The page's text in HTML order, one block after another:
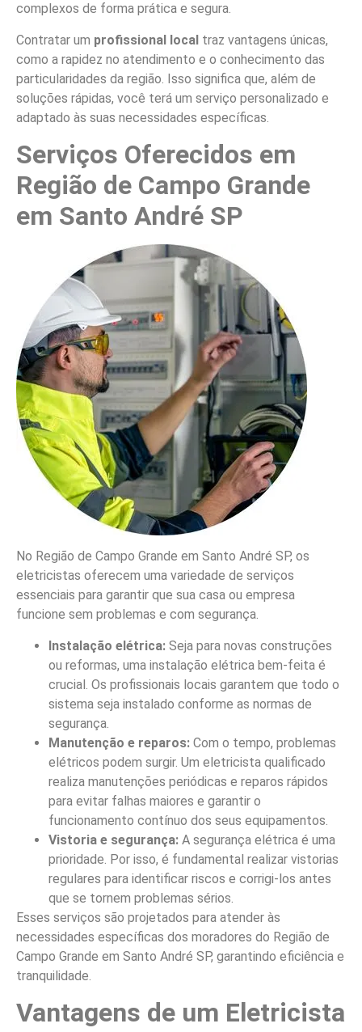
complexos de forma prática e segura.
Contratar um profissional local traz vantagens únicas,
como a rapidez no atendimento e o conhecimento das
particularidades da região. Isso significa que, além de
soluções rápidas, você terá um serviço personalizado e
adaptado às suas necessidades específicas.
Serviços Oferecidos em
Região de Campo Grande
em Santo André SP
No Região de Campo Grande em Santo André SP, os
eletricistas oferecem uma variedade de serviços
essenciais para garantir que sua casa ou empresa
funcione sem problemas e com segurança.
Instalação elétrica: Seja para novas construções
ou reformas, uma instalação elétrica bem-feita é
crucial. Os profissionais locais garantem que todo o
sistema seja instalado conforme as normas de
segurança.
Manutenção e reparos: Com o tempo, problemas
elétricos podem surgir. Um eletricista qualificado
realiza manutenções periódicas e reparos rápidos
para evitar falhas maiores e garantir o
funcionamento contínuo dos seus equipamentos.
Vistoria e segurança: A segurança elétrica é uma
prioridade. Por isso, é fundamental realizar vistorias
regulares para identificar riscos e corrigi-los antes
que se tornem problemas sérios.
Esses serviços são projetados para atender às
necessidades específicas dos moradores do Região de
Campo Grande em Santo André SP, garantindo eficiência e
tranquilidade.
Vantagens de um Eletricista